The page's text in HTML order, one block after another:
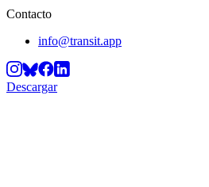
Contacto
info@transit.app
Descargar